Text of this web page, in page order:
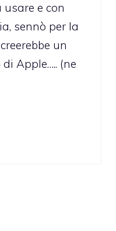
e con
sennò per la
un
Apple….. (ne